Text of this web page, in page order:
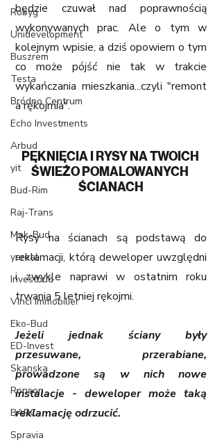
Robyg
Unidevelopment
Buszrem
Testa
Bródno Centrum
Echo Investments
Arbud
yit
Bud-Rim
Raj-Trans
Mak-Bud
yareal
Investbud
Vinci Immobilier
Eko-Bud
ED-Invest
Skanska
Ronson
BARC
Spravia
będzie czuwał nad poprawnością
wykonywanych prac. Ale o tym w
kolejnym wpisie, a dziś opowiem o tym
co może pójść nie tak w trakcie
wykańczania mieszkania...czyli "remont
a rękojmia".
PĘKNIĘCIA I RYSY NA TWOICH
ŚWIEŻO POMALOWANYCH
ŚCIANACH
Rysy na ścianach są podstawą do
reklamacji, którą deweloper uwzględni
i zwykle naprawi w ostatnim roku
trwania 5 letniej rękojmi.
Jeżeli jednak ściany były
przesuwane, przerabiane,
prowadzone są w nich nowe
instalacje - deweloper może taką
reklamację odrzucić.